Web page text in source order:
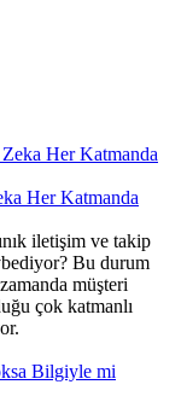
Her Katmanda
iletişim ve takip
Bu durum
müşteri
çok katmanlı